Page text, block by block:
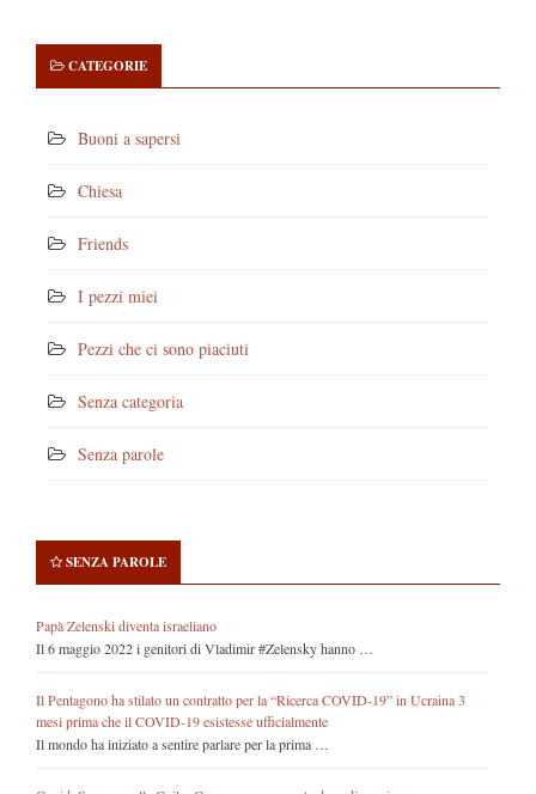
CATEGORIE
Buoni a sapersi
Chiesa
Friends
I pezzi miei
Pezzi che ci sono piaciuti
Senza categoria
Senza parole
SENZA PAROLE
Papà Zelenski diventa israeliano
Il 6 maggio 2022 i genitori di Vladimir #Zelensky hanno …
Il Pentagono ha stilato un contratto per la “Ricerca COVID-19” in Ucraina 3
mesi prima che il COVID-19 esistesse ufficialmente
Il mondo ha iniziato a sentire parlare per la prima …